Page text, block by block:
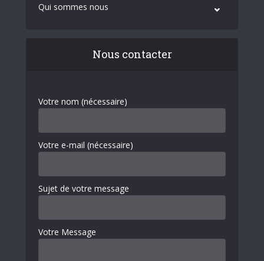
Qui sommes nous
Nous contacter
Votre nom (nécessaire)
Votre e-mail (nécessaire)
Sujet de votre message
Votre Message